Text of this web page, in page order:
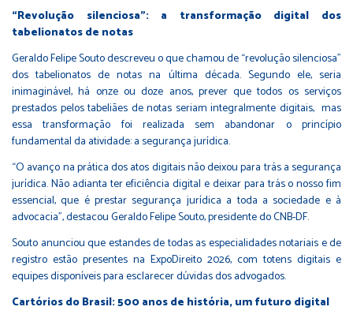
“Revolução silenciosa”: a transformação digital dos
tabelionatos de notas
Geraldo Felipe Souto descreveu o que chamou de “revolução silenciosa”
dos tabelionatos de notas na última década. Segundo ele, seria
inimaginável, há onze ou doze anos, prever que todos os serviços
prestados pelos tabeliães de notas seriam integralmente digitais, mas
essa transformação foi realizada sem abandonar o princípio
fundamental da atividade: a segurança jurídica.
“O avanço na prática dos atos digitais não deixou para trás a segurança
jurídica. Não adianta ter eficiência digital e deixar para trás o nosso fim
essencial, que é prestar segurança jurídica a toda a sociedade e à
advocacia”, destacou Geraldo Felipe Souto, presidente do CNB-DF.
Souto anunciou que estandes de todas as especialidades notariais e de
registro estão presentes na ExpoDireito 2026, com totens digitais e
equipes disponíveis para esclarecer dúvidas dos advogados.
Cartórios do Brasil: 500 anos de história, um futuro digital